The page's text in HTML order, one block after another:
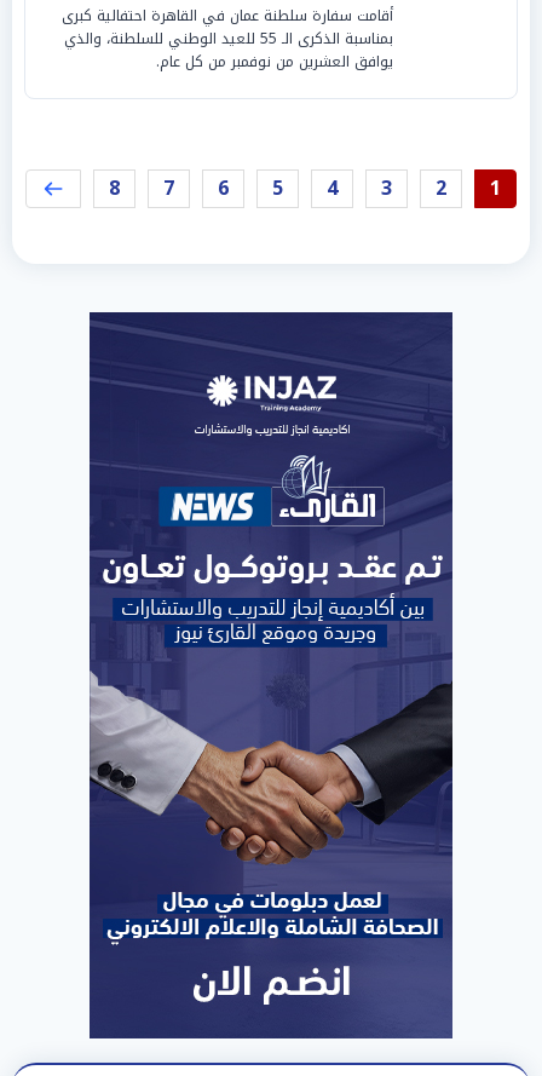
أقامت سفارة سلطنة عمان في القاهرة احتفالية كبرى
بمناسبة الذكرى الـ 55 للعيد الوطني للسلطنة، والذي
يوافق العشرين من نوفمبر من كل عام.
1
2
3
4
5
6
7
8